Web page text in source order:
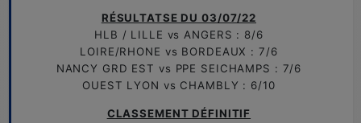
RÉSULTATSE DU 03/07/22
HLB / LILLE vs ANGERS : 8/6
LOIRE/RHONE vs BORDEAUX : 7/6
NANCY GRD EST vs PPE SEICHAMPS : 7/6
OUEST LYON vs CHAMBLY : 6/10
CLASSEMENT DÉFINITIF